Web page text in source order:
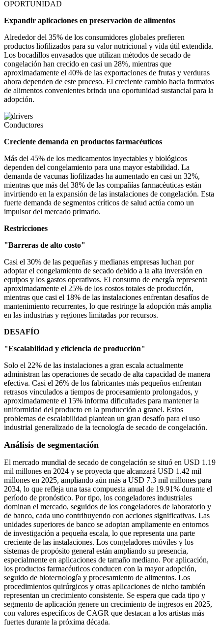
OPORTUNIDAD
Expandir aplicaciones en preservación de alimentos
Alrededor del 35% de los consumidores globales prefieren
productos liofilizados para su valor nutricional y vida útil extendida.
Los bocadillos envasados ​​que utilizan métodos de secado de
congelación han crecido en casi un 28%, mientras que
aproximadamente el 40% de las exportaciones de frutas y verduras
ahora dependen de este proceso. El creciente cambio hacia formatos
de alimentos convenientes brinda una oportunidad sustancial para la
adopción.
Conductores
Creciente demanda en productos farmacéuticos
Más del 45% de los medicamentos inyectables y biológicos
dependen del congelamiento para una mayor estabilidad. La
demanda de vacunas liofilizadas ha aumentado en casi un 32%,
mientras que más del 38% de las compañías farmacéuticas están
invirtiendo en la expansión de las instalaciones de congelación. Esta
fuerte demanda de segmentos críticos de salud actúa como un
impulsor del mercado primario.
Restricciones
"Barreras de alto costo"
Casi el 30% de las pequeñas y medianas empresas luchan por
adoptar el congelamiento de secado debido a la alta inversión en
equipos y los gastos operativos. El consumo de energía representa
aproximadamente el 25% de los costos totales de producción,
mientras que casi el 18% de las instalaciones enfrentan desafíos de
mantenimiento recurrentes, lo que restringe la adopción más amplia
en las industrias y regiones limitadas por recursos.
DESAFÍO
"Escalabilidad y eficiencia de producción"
Solo el 22% de las instalaciones a gran escala actualmente
administran las operaciones de secado de alta capacidad de manera
efectiva. Casi el 26% de los fabricantes más pequeños enfrentan
retrasos vinculados a tiempos de procesamiento prolongados, y
aproximadamente el 15% informa dificultades para mantener la
uniformidad del producto en la producción a granel. Estos
problemas de escalabilidad plantean un gran desafío para el uso
industrial generalizado de la tecnología de secado de congelación.
Análisis de segmentación
El mercado mundial de secado de congelación se situó en USD 1.19
mil millones en 2024 y se proyecta que alcanzará USD 1.42 mil
millones en 2025, ampliando aún más a USD 7.3 mil millones para
2034, lo que refleja una tasa compuesta anual de 19.91% durante el
período de pronóstico. Por tipo, los congeladores industriales
dominan el mercado, seguidos de los congeladores de laboratorio y
de banco, cada uno contribuyendo con acciones significativas. Las
unidades superiores de banco se adoptan ampliamente en entornos
de investigación a pequeña escala, lo que representa una parte
creciente de las instalaciones. Los congeladores móviles y los
sistemas de propósito general están ampliando su presencia,
especialmente en aplicaciones de tamaño mediano. Por aplicación,
los productos farmacéuticos conducen con la mayor adopción,
seguido de biotecnología y procesamiento de alimentos. Los
procedimientos quirúrgicos y otras aplicaciones de nicho también
representan un crecimiento consistente. Se espera que cada tipo y
segmento de aplicación genere un crecimiento de ingresos en 2025,
con valores específicos de CAGR que destacan a los artistas más
fuertes durante la próxima década.